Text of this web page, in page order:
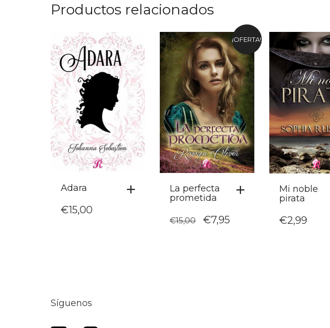
Productos relacionados
Adara
€15,00
¡OFERTA!
La perfecta
prometida
€15,00
EL
€7,95
Mi noble
pirata
€2,99
Síguenos